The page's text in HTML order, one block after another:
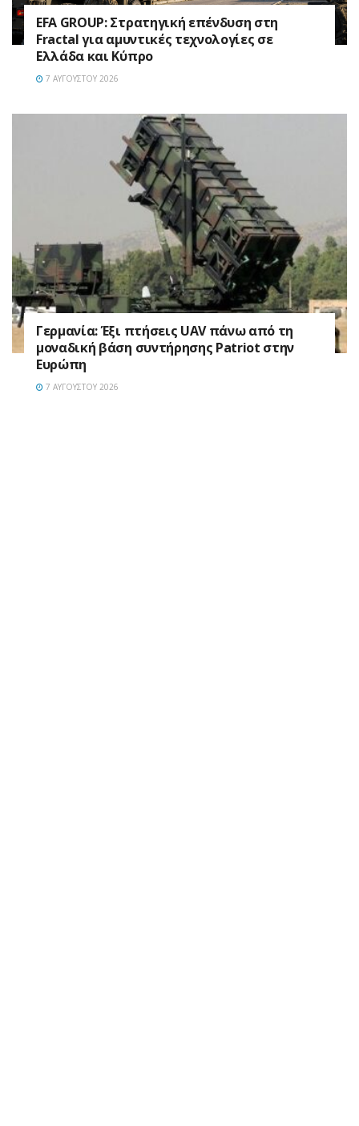
EFA GROUP: Στρατηγική επένδυση στη
Fractal για αμυντικές τεχνολογίες σε
Ελλάδα και Κύπρο
7 ΑΥΓΟΎΣΤΟΥ 2026
Γερμανία: Έξι πτήσεις UAV πάνω από τη
μοναδική βάση συντήρησης Patriot στην
Ευρώπη
7 ΑΥΓΟΎΣΤΟΥ 2026